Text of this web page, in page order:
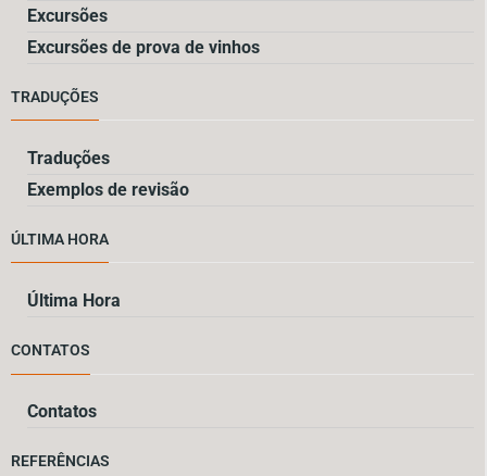
Excursões
Excursões de prova de vinhos
TRADUÇÕES
Traduções
Exemplos de revisão
ÚLTIMA HORA
Última Hora
CONTATOS
Contatos
REFERÊNCIAS